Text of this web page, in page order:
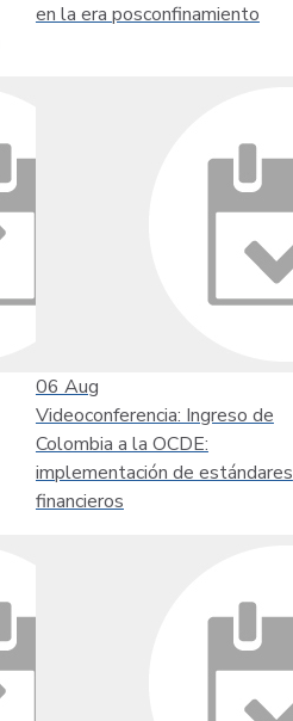
en la era posconfinamiento
06 Aug
Videoconferencia: Ingreso de
Colombia a la OCDE:
implementación de estándares
financieros